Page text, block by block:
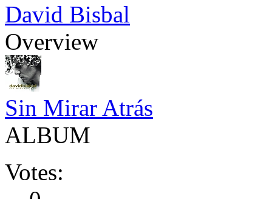
David Bisbal
Overview
Sin Mirar Atrás
ALBUM
Votes: